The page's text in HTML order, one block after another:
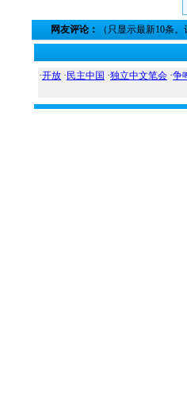
网友评论： （只显示最新10条
·开放 · 民主中国 ·独立中文笔会 ·争